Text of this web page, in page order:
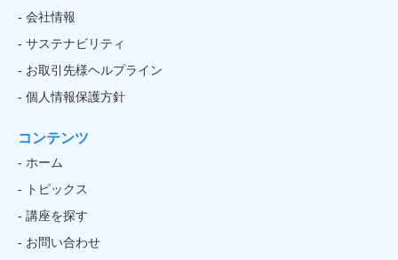
- 会社情報
- サステナビリティ
- お取引先様ヘルプライン
- 個人情報保護方針
コンテンツ
- ホーム
- トピックス
- 講座を探す
- お問い合わせ